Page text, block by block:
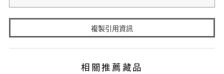
複製引用資訊
相關推薦藏品